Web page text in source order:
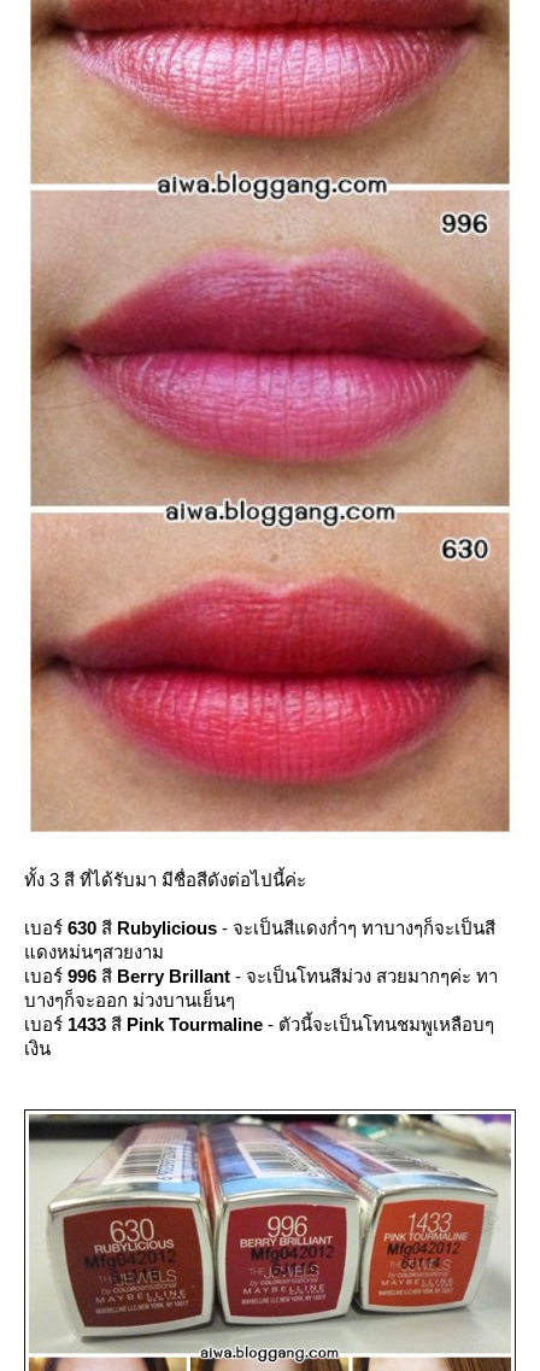
ทั้ง 3 สี ที่ได้รับมา มีชื่อสีดังต่อไปนี้ค่ะ
เบอร์ 630 สี Rubylicious - จะเป็นสีแดงก่ำๆ ทาบางๆก็จะเป็นสี
ดงหม่นๆสวยงาม
เบอร์ 996 สี Berry Brillant - จะเป็นโทนสีม่วง สวยมากๆค่ะ ทา
บางๆก็จะออก ม่วงบานเย็นๆ
เบอร์ 1433 สี Pink Tourmaline - ตัวนี้จะเป็นโทนชมพูเหลือบๆ
เงิน